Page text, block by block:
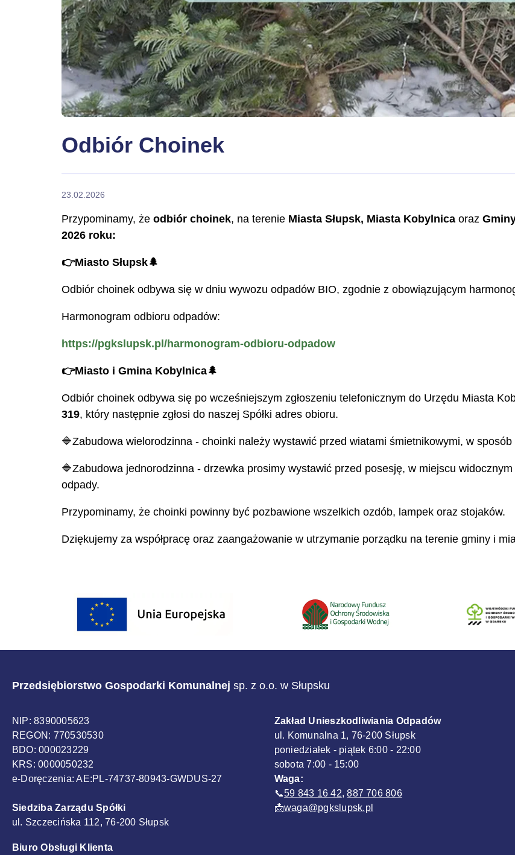
Odbiór Choinek
23.02.2026
Przypominamy, że odbiór choinek, na terenie Miasta Słupsk, Miasta Kobylnica oraz
2026 roku:
👉Miasto Słupsk🌲
Odbiór choinek odbywa się w dniu wywozu odpadów BIO, zgodnie z obowiązującym
Harmonogram odbioru odpadów:
https://pgkslupsk.pl/harmonogram-odbioru-odpadow
👉Miasto i Gmina Kobylnica🌲
Odbiór choinek odbywa się po wcześniejszym zgłoszeniu telefonicznym do Urzędu Miasta
319, który następnie zgłosi do naszej Spółki adres obioru.
🔷Zabudowa wielorodzinna - choinki należy wystawić przed wiatami śmietnikowymi, w
🔷Zabudowa jednorodzinna - drzewka prosimy wystawić przed posesję, w miejscu widocznym
odpady.
Przypominamy, że choinki powinny być pozbawione wszelkich ozdób, lampek oraz stojaków.
Dziękujemy za współpracę oraz zaangażowanie w utrzymanie porządku na terenie gminy i
Przedsiębiorstwo Gospodarki Komunalnej sp. z o.o. w Słupsku
NIP: 8390005623
REGON: 770530530
BDO: 000023229
KRS: 0000050232
e-Doręczenia: AE:PL-74737-80943-GWDUS-27
Siedziba Zarządu Spółki
ul. Szczecińska 112, 76-200 Słupsk
Biuro Obsługi Klienta
Zakład Unieszkodliwiania Odpadów
ul. Komunalna 1, 76-200 Słupsk
poniedziałek - piątek 6:00 - 22:00
sobota 7:00 - 15:00
Waga:
📞59 843 16 42,887 706 806
📩waga@pgkslupsk.pl
Sponsorzy